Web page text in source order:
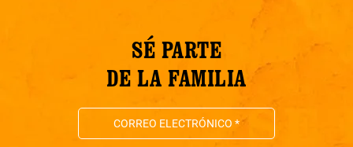
SÉ PARTE
DE LA FAMILIA